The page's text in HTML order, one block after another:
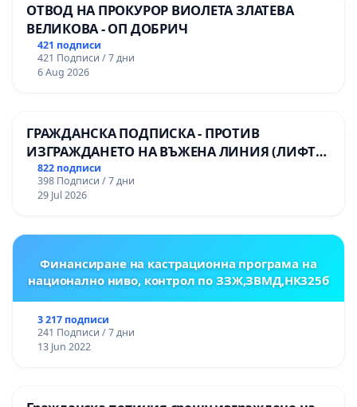
ОТВОД НА ПРОКУРОР ВИОЛЕТА ЗЛАТЕВА
ВЕЛИКОВА - ОП ДОБРИЧ
421 подписи
421 Подписи / 7 дни
6 Aug 2026
ГРАЖДАНСКА ПОДПИСКА - ПРОТИВ
ИЗГРАЖДАНЕТО НА ВЪЖЕНА ЛИНИЯ (ЛИФТ)
НА ТЕРИТОРИЯТА НА ПРИРОДНА
ЗАБЕЛЕЖИТЕЛНОСТ „ХЪЛМ НА
ОСВОБОДИТЕЛИТЕ“ (БУНАРДЖИК)
822 подписи
398 Подписи / 7 дни
29 Jul 2026
Финансиране на кастрационна програма на
национално ниво, контрол по ЗЗЖ,ЗВМД,НК325б
3 217 подписи
241 Подписи / 7 дни
13 Jun 2022